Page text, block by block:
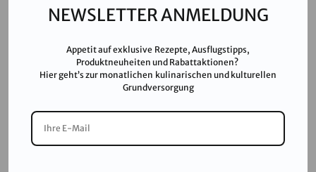
Datenschutz
Impressum
AGB
SALINEN AUSTRIA AG ist nach GMP, IFS, QS, ISO 9001,
NEWSLETTER ANMELDUNG
Appetit auf exklusive Rezepte, Ausflugstipps,
Produktneuheiten und Rabattaktionen?
Hier geht’s zur monatlichen kulinarischen und kulturellen
Grundversorgung